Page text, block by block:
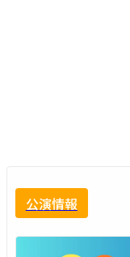
公演情報